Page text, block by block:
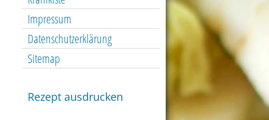
Impressum
Datenschutzerklärung
Sitemap
Rezept ausdrucken